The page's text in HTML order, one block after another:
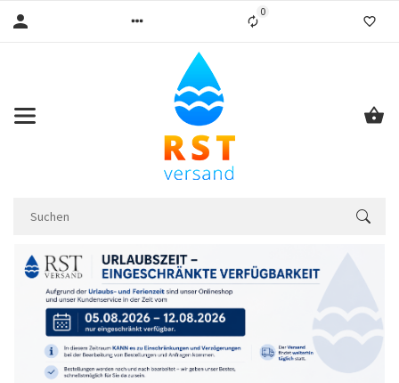
0Liste ist leer